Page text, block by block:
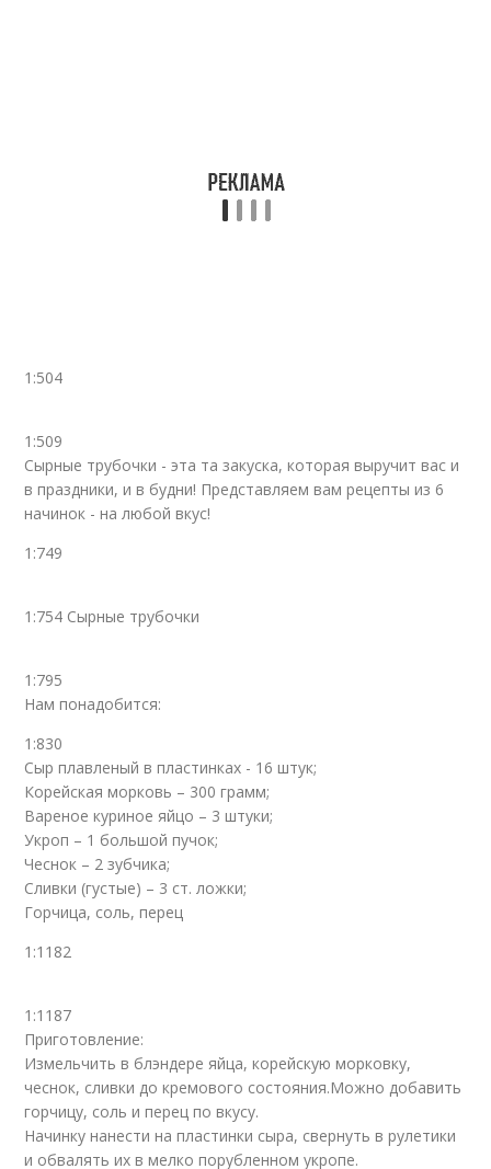
1:504
1:509
Сырные трубочки - эта та закуска, которая выручит вас и
в праздники, и в будни! Представляем вам рецепты из 6
начинок - на любой вкус!
1:749
1:754 Сырные трубочки
1:795
Нам понадобится:
1:830
Сыр плавленый в пластинках - 16 штук;
Корейская морковь – 300 грамм;
Вареное куриное яйцо – 3 штуки;
Укроп – 1 большой пучок;
Чеснок – 2 зубчика;
Сливки (густые) – 3 ст. ложки;
Горчица, соль, перец
1:1182
1:1187
Приготовление:
Измельчить в блэндере яйца, корейскую морковку,
чеснок, сливки до кремового состояния.Можно добавить
горчицу, соль и перец по вкусу.
Начинку нанести на пластинки сыра, свернуть в рулетики
и обвалять их в мелко порубленном укропе.